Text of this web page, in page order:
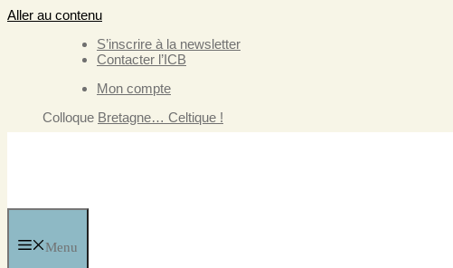
Aller au contenu
S’inscrire à la newsletter
Contacter l’ICB
Mon compte
Colloque Bretagne… Celtique !
Menu